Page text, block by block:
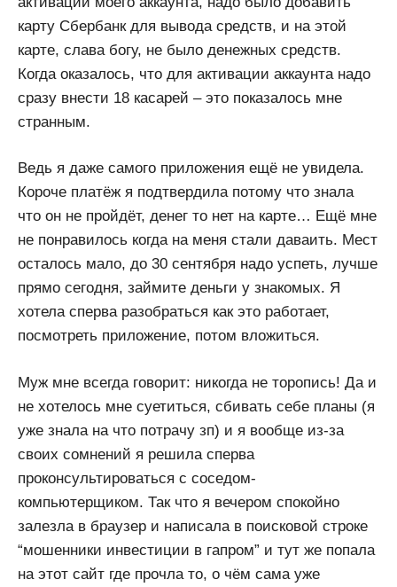
карту Сбербанк для вывода средств, и на этой
карте, слава богу, не было денежных средств.
Когда оказалось, что для активации аккаунта надо
сразу внести 18 касарей – это показалось мне
странным.
Ведь я даже самого приложения ещё не увидела.
Короче платёж я подтвердила потому что знала
что он не пройдёт, денег то нет на карте… Ещё мне
не понравилось когда на меня стали даваить. Мест
осталось мало, до 30 сентября надо успеть, лучше
прямо сегодня, займите деньги у знакомых. Я
хотела сперва разобраться как это работает,
посмотреть приложение, потом вложиться.
Муж мне всегда говорит: никогда не торопись! Да и
не хотелось мне суетиться, сбивать себе планы (я
уже знала на что потрачу зп) и я вообще из-за
своих сомнений я решила сперва
проконсультироваться с соседом-
компьютерщиком. Так что я вечером спокойно
залезла в браузер и написала в поисковой строке
“мошенники инвестиции в гапром” и тут же попала
на этот сайт где прочла то, о чём сама уже